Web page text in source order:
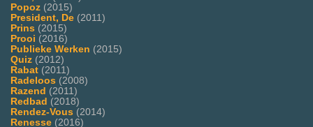
Popoz (2015)
President, De (2011)
Prins (2015)
Prooi (2016)
Publieke Werken (2015)
Quiz (2012)
Rabat (2011)
Radeloos (2008)
Razend (2011)
Redbad (2018)
Rendez-Vous (2014)
Renesse (2016)